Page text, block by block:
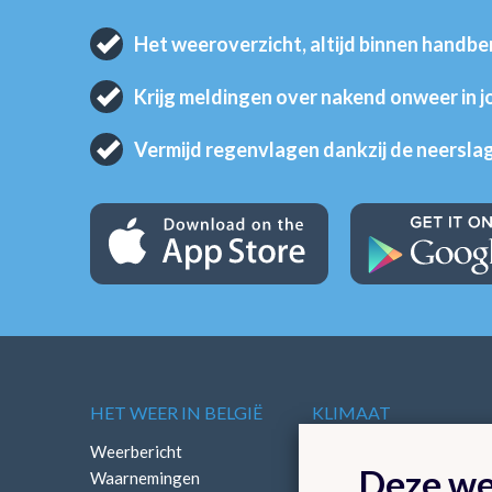
Het weeroverzicht, altijd binnen
Krijg meldingen over nakend onweer in
Vermijd regenvlagen dankzij de
HET WEER IN BELGIË
Weerbericht
Waarnemingen
KLIMAAT
Klimatologische kaarten
Deze